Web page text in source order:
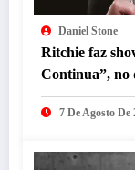
Daniel Stone
Ritchie faz
Continua”, no
Minascentro.
7 De Agosto De